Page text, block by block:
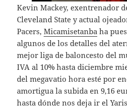
Kevin Mackey, exentrenador
Cleveland State y actual
Pacers,Micamisetanba ha
algunos de los detalles del
mejor liga de baloncesto del
IVA al 10% hasta diciembre
del megavatio hora esté por
amortigua la subida en 9,16
hasta dónde nos deja ir el